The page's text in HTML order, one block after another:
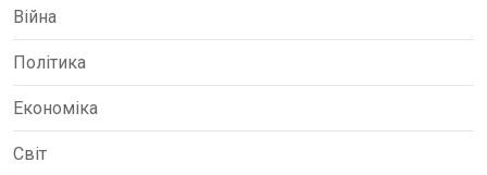
Війна
Політика
Економіка
Світ